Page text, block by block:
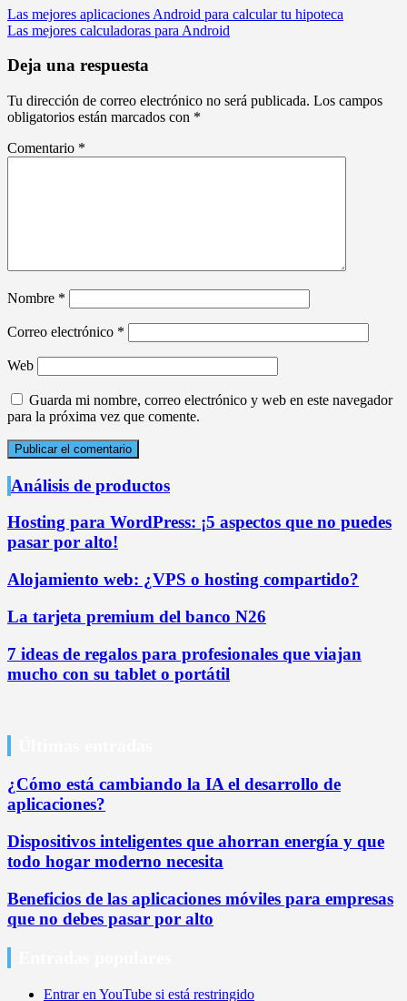
Navegación
de
entradas
Las mejores aplicaciones Android para calcular tu hipoteca
Las mejores calculadoras para Android
Deja una respuesta
Tu dirección de correo electrónico no será publicada. Los campos
obligatorios están marcados con *
Comentario *
Nombre *
Correo electrónico *
Web
Guarda mi nombre, correo electrónico y web en este navegador
para la próxima vez que comente.
Análisis de productos
Hosting para WordPress: ¡5 aspectos que no puedes
pasar por alto!
Alojamiento web: ¿VPS o hosting compartido?
La tarjeta premium del banco N26
7 ideas de regalos para profesionales que viajan
mucho con su tablet o portátil
¿Cómo está cambiando la IA el desarrollo de
aplicaciones?
Dispositivos inteligentes que ahorran energía y que
todo hogar moderno necesita
Beneficios de las aplicaciones móviles para empresas
que no debes pasar por alto
Entrar en YouTube si está restringido